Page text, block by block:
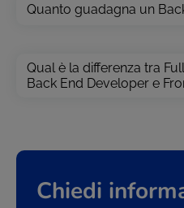
Quanto guadagna un
Qual è la differenza tra
Back End Developer e
Chiedi